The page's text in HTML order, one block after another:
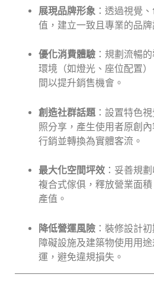
展現品牌形象 ：透過視覺
值，建立一致且專業的品牌
優化消費體驗 ：規劃流暢
環境（如燈光、座位配置
間以提升銷售機會。
創造社群話題 ：設置特色
照分享，產生使用者原創
行銷並轉換為實體客流。
最大化空間坪效 ：妥善規
複合式傢俱，釋放營業面
產值。
降低營運風險 ：裝修設計
障礙設施及建築物使用用
運，避免違規損失。